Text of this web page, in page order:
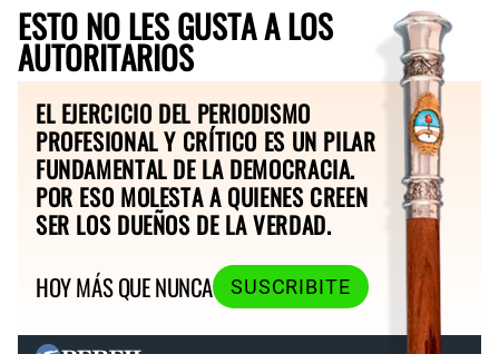
ESTO NO LES GUSTA A LOS
AUTORITARIOS
EL EJERCICIO DEL PERIODISMO
PROFESIONAL Y CRÍTICO ES UN PILAR
FUNDAMENTAL DE LA DEMOCRACIA.
POR ESO MOLESTA A QUIENES CREEN
SER LOS DUEÑOS DE LA VERDAD.
HOY MÁS QUE NUNCA
SUSCRIBITE